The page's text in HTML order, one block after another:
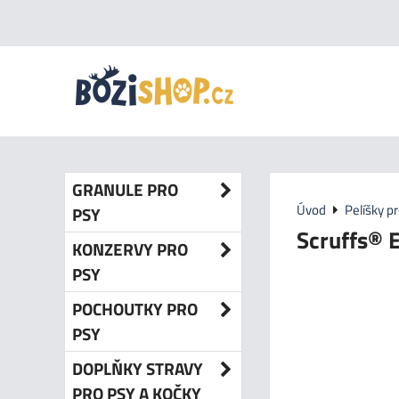
Úvod Pelíšky
Scruffs®
GRANULE PRO
PSY
KONZERVY PRO
PSY
POCHOUTKY PRO
PSY
DOPLŇKY STRAVY
PRO PSY A KOČKY